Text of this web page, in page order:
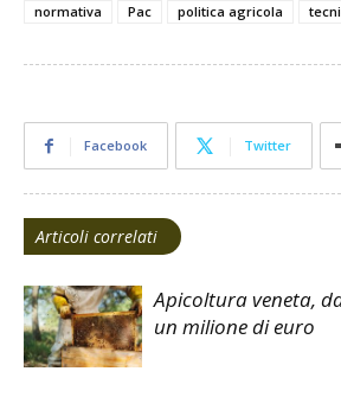
normativa
Pac politica agricola
Facebook Twitter
Articoli correlati
Apicoltura veneta,
un milione di euro